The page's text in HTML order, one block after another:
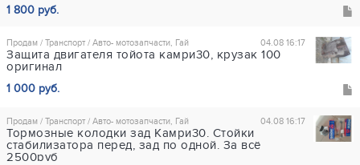
1 800 руб.
04.08 16:17
Продам / Транспорт / Авто- мотозапчасти, Гай
Защита двигателя тойота камри30, крузак 100
оригинал
1 000 руб.
04.08 16:17
Продам / Транспорт / Авто- мотозапчасти, Гай
Тормозные колодки зад Камри30. Стойки
стабилизатора перед, зад по одной. За всё
2500руб